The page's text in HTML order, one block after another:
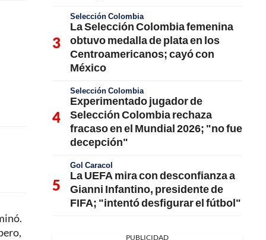
Selección Colombia
La Selección Colombia femenina
obtuvo medalla de plata en los
Centroamericanos; cayó con
México
Selección Colombia
Experimentado jugador de
Selección Colombia rechaza
fracaso en el Mundial 2026; "no fue
decepción"
Gol Caracol
La UEFA mira con desconfianza a
Gianni Infantino, presidente de
FIFA; "intentó desfigurar el fútbol"
PUBLICIDAD